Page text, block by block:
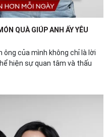
QUÀ GIÚP ANH ẤY YÊU
của mình không chỉ là lời
hiện sự quan tâm và thấu